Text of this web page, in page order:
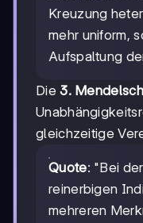
Kreuzung
mehr uniform,
Aufspaltung
Die3.
gleichzeitige
Quote: "Bei
reinerbigen
mehreren